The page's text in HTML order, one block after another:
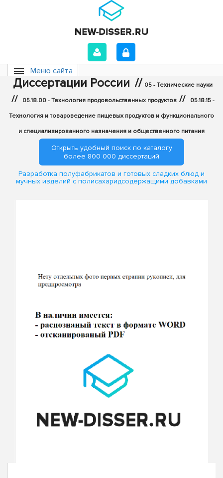
Меню сайта
Диссертации России // 05 - Технические науки
// 05.18.00 - Технология продовольственных продуктов // 05.18.15 -
Технология и товароведение пищевых продуктов и функционального
и специализированного назначения и общественного питания
Открыть удобный поиск по каталогу
более 800 000 диссертаций
Разработка полуфабрикатов и готовых сладких блюд и
мучных изделий с полисахаридсодержащими добавками